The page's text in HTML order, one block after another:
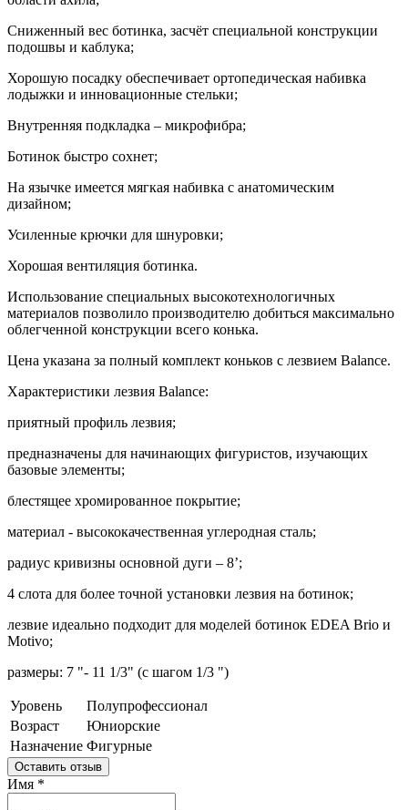
Сниженный вес ботинка, засчёт специальной конструкции
подошвы и каблука;
Хорошую посадку обеспечивает ортопедическая набивка
лодыжки и инновационные стельки;
Внутренняя подкладка – микрофибра;
Ботинок быстро сохнет;
На язычке имеется мягкая набивка с анатомическим
дизайном;
Усиленные крючки для шнуровки;
Хорошая вентиляция ботинка.
Использование специальных высокотехнологичных
материалов позволило производителю добиться максимально
облегченной конструкции всего конька.
Цена указана за полный комплект коньков с лезвием Balance.
Характеристики лезвия Balance:
приятный профиль лезвия;
предназначены для начинающих фигуристов, изучающих
базовые элементы;
блестящее хромированное покрытие;
материал - высококачественная углеродная сталь;
радиус кривизны основной дуги – 8’;
4 слота для более точной установки лезвия на ботинок;
лезвие идеально подходит для моделей ботинок EDEA Brio и
Motivo;
размеры: 7 "- 11 1/3" (с шагом 1/3 ")
Уровень
Полупрофессионал
Возраст
Юниорские
Назначение Фигурные
Оставить отзыв
Имя *